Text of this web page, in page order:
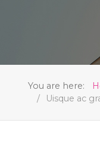
You are here:
Uisque ac